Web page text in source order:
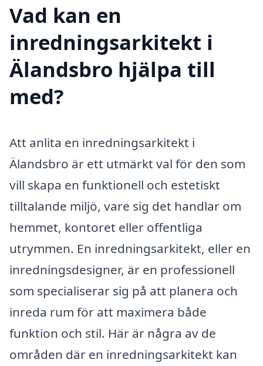
Vad kan en
inredningsarkitekt i
Älandsbro hjälpa till
med?
Att anlita en inredningsarkitekt i
Älandsbro är ett utmärkt val för den som
vill skapa en funktionell och estetiskt
tilltalande miljö, vare sig det handlar om
hemmet, kontoret eller offentliga
utrymmen. En inredningsarkitekt, eller en
inredningsdesigner, är en professionell
som specialiserar sig på att planera och
inreda rum för att maximera både
funktion och stil. Här är några av de
områden där en inredningsarkitekt kan